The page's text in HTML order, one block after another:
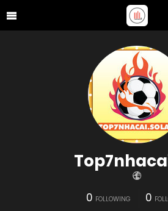
0 FOLLOWING 0